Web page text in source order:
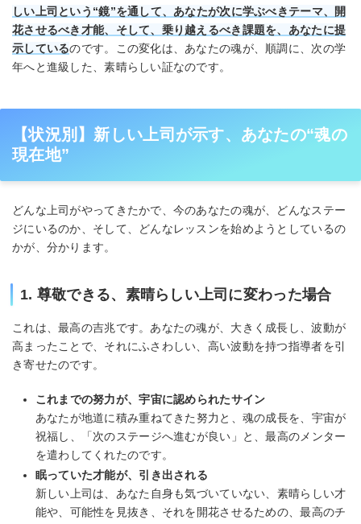
しい上司という“鏡”を通して、あなたが次に学ぶべきテーマ、開
花させるべき才能、そして、乗り越えるべき課題を、あなたに提
示しているのです。この変化は、あなたの魂が、順調に、次の学
年へと進級した、素晴らしい証なのです。
【状況別】新しい上司が示す、あなたの“魂の
現在地”
どんな上司がやってきたかで、今のあなたの魂が、どんなステー
ジにいるのか、そして、どんなレッスンを始めようとしているの
かが、分かります。
1. 尊敬できる、素晴らしい上司に変わった場合
これは、最高の吉兆です。あなたの魂が、大きく成長し、波動が
高まったことで、それにふさわしい、高い波動を持つ指導者を引
き寄せたのです。
これまでの努力が、宇宙に認められたサイン
あなたが地道に積み重ねてきた努力と、魂の成長を、宇宙が
祝福し、「次のステージへ進むが良い」と、最高のメンター
を遣わしてくれたのです。
眠っていた才能が、引き出される
新しい上司は、あなた自身も気づいていない、素晴らしい才
能や、可能性を見抜き、それを開花させるための、最高のチ